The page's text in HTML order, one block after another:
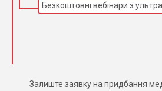
Безкоштовні вебінари з
Залиште заявку на придбання